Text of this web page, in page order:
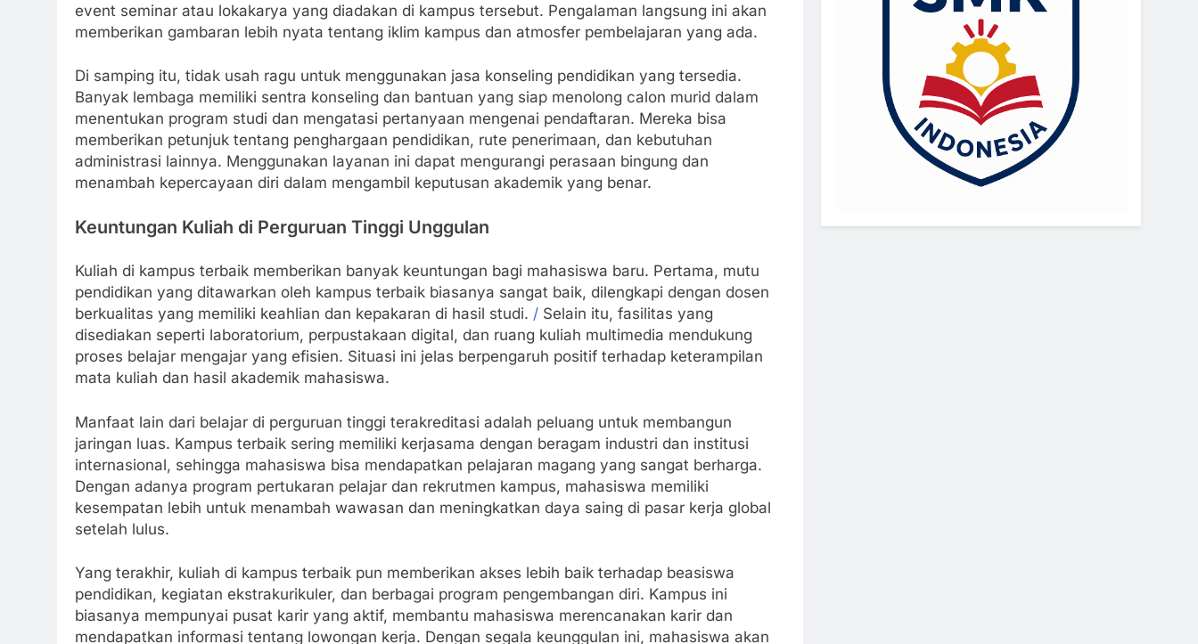
event seminar atau lokakarya yang diadakan di kampus tersebut. Pengalaman langsung ini akan
memberikan gambaran lebih nyata tentang iklim kampus dan atmosfer pembelajaran yang ada.
Di samping itu, tidak usah ragu untuk menggunakan jasa konseling pendidikan yang tersedia.
Banyak lembaga memiliki sentra konseling dan bantuan yang siap menolong calon murid dalam
menentukan program studi dan mengatasi pertanyaan mengenai pendaftaran. Mereka bisa
memberikan petunjuk tentang penghargaan pendidikan, rute penerimaan, dan kebutuhan
administrasi lainnya. Menggunakan layanan ini dapat mengurangi perasaan bingung dan
menambah kepercayaan diri dalam mengambil keputusan akademik yang benar.
Keuntungan Kuliah di Perguruan Tinggi Unggulan
Kuliah di kampus terbaik memberikan banyak keuntungan bagi mahasiswa baru. Pertama, mutu
pendidikan yang ditawarkan oleh kampus terbaik biasanya sangat baik, dilengkapi dengan dosen
berkualitas yang memiliki keahlian dan kepakaran di hasil studi. / Selain itu, fasilitas yang
disediakan seperti laboratorium, perpustakaan digital, dan ruang kuliah multimedia mendukung
proses belajar mengajar yang efisien. Situasi ini jelas berpengaruh positif terhadap keterampilan
mata kuliah dan hasil akademik mahasiswa.
Manfaat lain dari belajar di perguruan tinggi terakreditasi adalah peluang untuk membangun
jaringan luas. Kampus terbaik sering memiliki kerjasama dengan beragam industri dan institusi
internasional, sehingga mahasiswa bisa mendapatkan pelajaran magang yang sangat berharga.
Dengan adanya program pertukaran pelajar dan rekrutmen kampus, mahasiswa memiliki
kesempatan lebih untuk menambah wawasan dan meningkatkan daya saing di pasar kerja global
setelah lulus.
Yang terakhir, kuliah di kampus terbaik pun memberikan akses lebih baik terhadap beasiswa
pendidikan, kegiatan ekstrakurikuler, dan berbagai program pengembangan diri. Kampus ini
biasanya mempunyai pusat karir yang aktif, membantu mahasiswa merencanakan karir dan
mendapatkan informasi tentang lowongan kerja. Dengan segala keunggulan ini, mahasiswa akan